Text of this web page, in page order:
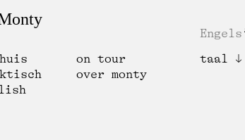
on tour
over monty
Engels
taal